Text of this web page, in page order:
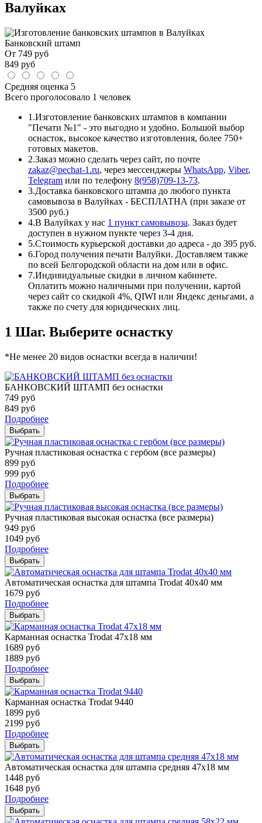
Валуйках
Банковский штамп
От 749 руб
849 руб
Средняя оценка 5
Всего проголосовало 1 человек
1.Изготовление банковских штампов в компании
"Печати №1" - это выгодно и удобно. Большой выбор
оснасток, высокое качество изготовления, более 750+
готовых макетов.
2.Заказ можно сделать через сайт, по почте
zakaz@pechat-1.ru, через мессенджеры WhatsApp, Viber,
Telegram или по телефону 8(958)709-13-73.
3.Доставка банковского штампа до любого пункта
самовывоза в Валуйках - БЕСПЛАТНА (при заказе от
3500 руб.)
4.В Валуйках у нас 1 пункт самовывоза. Заказ будет
доступен в нужном пункте через 3-4 дня.
5.Стоимость курьерской доставки до адреса - до 395 руб.
6.Город получения печати Валуйки. Доставляем также
по всей Белгородской области на дом или в офис.
7.Индивидуальные скидки в личном кабинете.
Оплатить можно наличными при получении, картой
через сайт со скидкой 4%, QIWI или Яндекс деньгами, а
также по счету для юридических лиц.
1 Шаг. Выберите оснастку
*Не менее 20 видов оснастки всегда в наличии!
БАНКОВСКИЙ ШТАМП без оснастки
749 руб
849 руб
Подробнее
Выбрать
Ручная пластиковая оснастка с гербом (все размеры)
899 руб
999 руб
Подробнее
Выбрать
Ручная пластиковая высокая оснастка (все размеры)
949 руб
1049 руб
Подробнее
Выбрать
Автоматическая оснастка для штампа Trodat 40х40 мм
1679 руб
Подробнее
Выбрать
Карманная оснастка Trodat 47х18 мм
1689 руб
1889 руб
Подробнее
Выбрать
Карманная оснастка Trodat 9440
1899 руб
2199 руб
Подробнее
Выбрать
Автоматическая оснастка для штампа средняя 47х18 мм
1448 руб
1648 руб
Подробнее
Выбрать